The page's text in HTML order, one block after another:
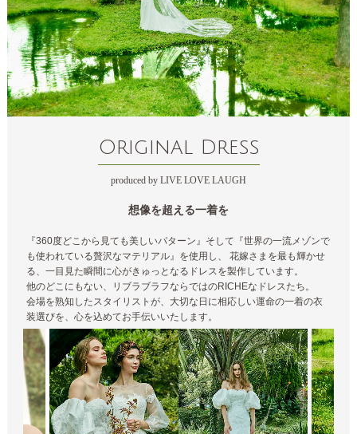
Original Dress
produced by LIVE LOVE LAUGH
想像を超える一着を
『360度どこから見ても美しいパターン』そして『世界の一流メゾンで
も使われている贅沢なマテリアル』を使用し、 花嫁さまを最も輝かせ
る、一目見た瞬間に心がきゅっとなるドレスを製作しています。
他のどこにもない、リブラブラフならではのRICHEなドレスたち。
会場を熟知したスタイリストが、大切な日に相応しい運命の一着の衣
装選びを、心を込めてお手伝いいたします。